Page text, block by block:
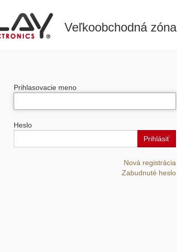
Veľkoobchodná zóna
Prihlasovacie meno
Heslo
Prihlásiť
Nová registrácia
Zabudnuté heslo